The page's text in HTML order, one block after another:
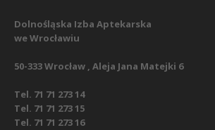
Dolnośląska Izba Aptekarska
we Wrocławiu
50-333 Wrocław , Aleja Jana Matejki 6
Tel. 71 71 273 14
Tel. 71 71 273 15
Tel. 71 71 273 16